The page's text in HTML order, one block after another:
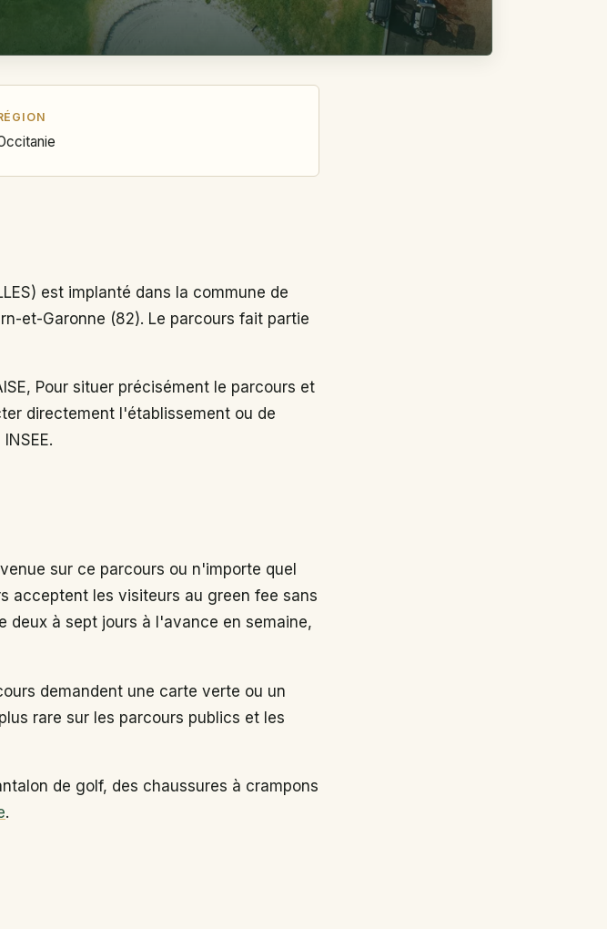
est implanté dans la commune de
et-Garonne (82). Le parcours fait partie
Pour situer précisément le parcours et
directement l'établissement ou de
sur ce parcours ou n'importe quel
acceptent les visiteurs au green fee sans
deux à sept jours à l'avance en semaine,
demandent une carte verte ou un
rare sur les parcours publics et les
de golf, des chaussures à crampons
.